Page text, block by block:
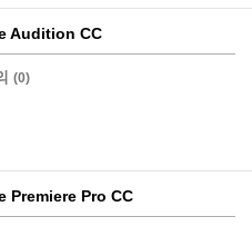
Audition CC
(0)
Premiere Pro CC